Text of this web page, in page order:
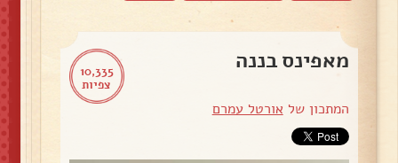
10,335
צפיות
מאפינס בננה
המתכון של אורטל עמרם